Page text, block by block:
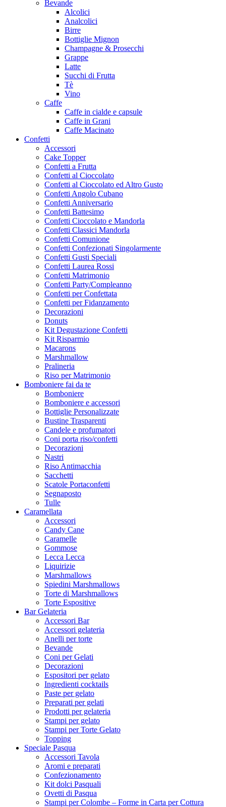
Bevande
Alcolici
Analcolici
Birre
Bottiglie Mignon
Champagne & Prosecchi
Grappe
Latte
Succhi di Frutta
Tè
Vino
Caffe
Caffe in cialde e capsule
Caffe in Grani
Caffe Macinato
Confetti
Accessori
Cake Topper
Confetti a Frutta
Confetti al Cioccolato
Confetti al Cioccolato ed Altro Gusto
Confetti Angolo Cubano
Confetti Anniversario
Confetti Battesimo
Confetti Cioccolato e Mandorla
Confetti Classici Mandorla
Confetti Comunione
Confetti Confezionati Singolarmente
Confetti Gusti Speciali
Confetti Laurea Rossi
Confetti Matrimonio
Confetti Party/Compleanno
Confetti per Confettata
Confetti per Fidanzamento
Decorazioni
Donuts
Kit Degustazione Confetti
Kit Risparmio
Macarons
Marshmallow
Pralineria
Riso per Matrimonio
Bomboniere fai da te
Bomboniere
Bomboniere e accessori
Bottiglie Personalizzate
Bustine Trasparenti
Candele e profumatori
Coni porta riso/confetti
Decorazioni
Nastri
Riso Antimacchia
Sacchetti
Scatole Portaconfetti
Segnaposto
Tulle
Caramellata
Accessori
Candy Cane
Caramelle
Gommose
Lecca Lecca
Liquirizie
Marshmallows
Spiedini Marshmallows
Torte di Marshmallows
Torte Espositive
Bar Gelateria
Accessori Bar
Accessori gelateria
Anelli per torte
Bevande
Coni per Gelati
Decorazioni
Espositori per gelato
Ingredienti cocktails
Paste per gelato
Preparati per gelati
Prodotti per gelateria
Stampi per gelato
Stampi per Torte Gelato
Topping
Speciale Pasqua
Accessori Tavola
Aromi e preparati
Confezionamento
Kit dolci Pasquali
Ovetti di Pasqua
Stampi per Colombe – Forme in Carta per Cottura